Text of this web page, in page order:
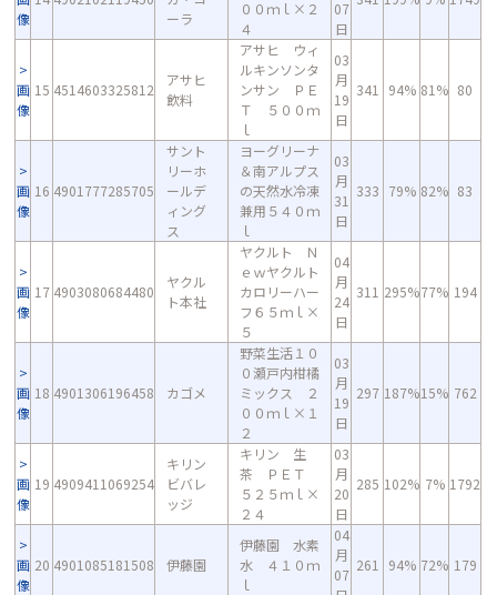
像
ーラ
００ｍｌ×２
４
07
日
画
像
15 4514603325812
アサヒ
飲料
アサヒ ウィ
ルキンソンタ
ンサン ＰＥ
Ｔ ５００ｍ
ｌ
03
月
19
日
341 94% 81% 80
画
像
16 4901777285705
サント
リーホ
ールデ
ィング
ス
ヨーグリーナ
＆南アルプス
の天然水冷凍
兼用５４０ｍ
ｌ
03
月
31
日
333 79% 82% 83
画
像
17 4903080684480
ヤクル
ト本社
ヤクルト Ｎ
ｅｗヤクルト
カロリーハー
フ６５ｍｌ×
５
04
月
24
日
311 295%77% 194
画
像
18 4901306196458 カゴメ
野菜生活１０
０瀬戸内柑橘
ミックス ２
００ｍｌ×１
２
03
月
19
日
297 187%15% 762
画
像
19 4909411069254
キリン
ビバレ
ッジ
キリン 生
茶 ＰＥＴ
５２５ｍｌ×
２４
03
月
20
日
285 102% 7% 1792
画
像
20 4901085181508 伊藤園
伊藤園 水素
水 ４１０ｍ
ｌ
04
月
07
261 94% 72% 179